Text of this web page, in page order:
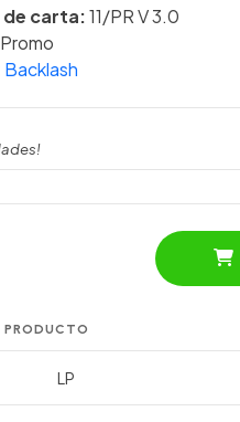
de carta:11/PR V 3.0
Promo
Backlash
LP